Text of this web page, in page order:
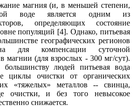
магния (и, в меньшей степени,
воде является одним из
определяющих состояние
популяций [4]. Однако, питьевая
географических регионов
для компенсации суточной
магнии (для взрослых - 300 мг/сут).
людей питьевая вода
циклы очистки от органических
«тяжелых» металлов -- свинца,
очистки, и без того невысокое
снижается.